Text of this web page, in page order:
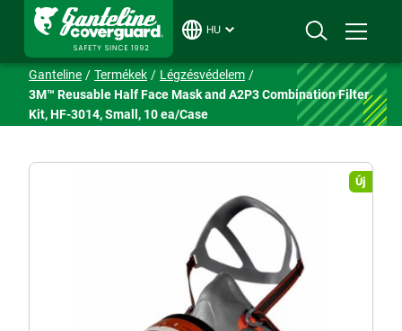
HU
Ganteline Termékek
Légzésvédelem
3M™ Reusable Half Face Mask and A2P3 Combination Filter
Kit, HF-3014, Small, 10 ea/Case
Új